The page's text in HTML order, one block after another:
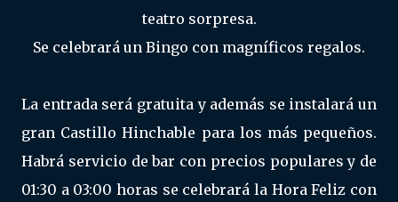
teatro sorpresa.
Se celebrará un Bingo con magníficos regalos.
La entrada será gratuita y además se instalará un
gran Castillo Hinchable para los más pequeños.
Habrá servicio de bar con precios populares y de
01:30 a 03:00 horas se celebrará la Hora Feliz con